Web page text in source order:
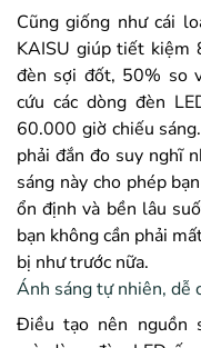
Cũng giống như cái
KAISU giúp tiết kiệm
đèn sợi đốt, 50% so
cứu các dòng đèn
60.000 giờ chiếu
phải đắn đo suy nghĩ
sáng này cho phép
ổn định và bền lâu
bạn không cần phải
bị như trước nữa.
Ánh sáng tự nhiên, dễ
Điều tạo nên nguồn